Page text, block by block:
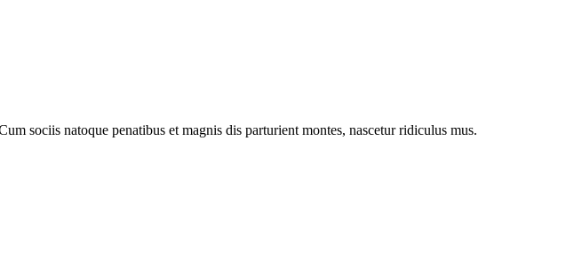
sociis natoque penatibus et magnis dis parturient montes, nascetur ridiculus mus.